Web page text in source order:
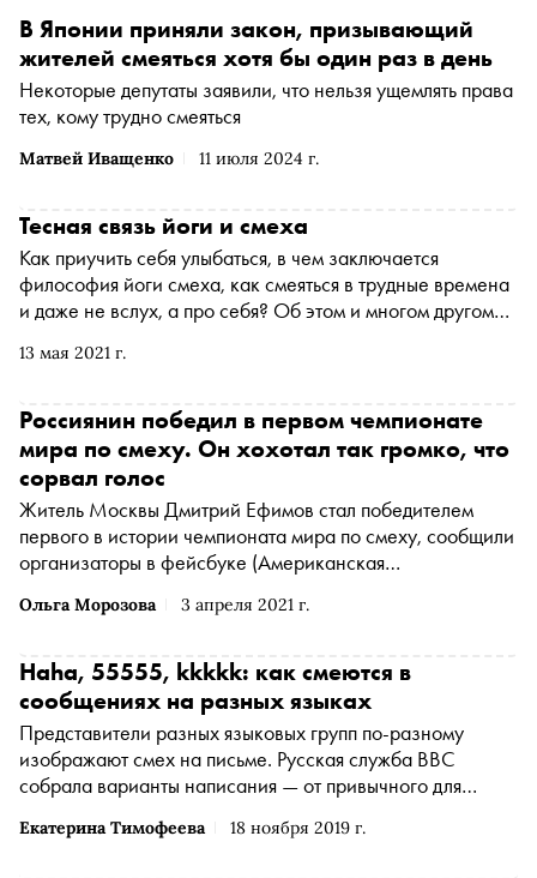
Матвей Иващенко 11 июля 2024 г.
В Японии приняли закон, призывающий
жителей смеяться хотя бы один раз в день
Некоторые депутаты заявили, что нельзя ущемлять права
тех, кому трудно смеяться
13 мая 2021 г.
Тесная связь йоги и смеха
Как приучить себя улыбаться, в чем заключается
философия йоги смеха, как смеяться в трудные времена
и даже не вслух, а про себя? Об этом и многом другом
Катария рассказывает в своей книге «Йога смеха:
завоевавшая весь мир», перевод которой выходит в
издательстве «КоЛибри». «Сноб» публикует одну из глав
Ольга Морозова 3 апреля 2021 г.
Россиянин победил в первом чемпионате
мира по смеху. Он хохотал так громко, что
сорвал голос
Житель Москвы Дмитрий Ефимов стал победителем
первого в истории чемпионата мира по смеху, сообщили
организаторы в фейсбуке (Американская
Platforms Inc. по реализации продуктов ‒ социальных
России
*)мероприятия. Они отметили, что россиянин
смеялся оглушительно
Екатерина Тимофеева 18 ноября 2019 г.
Haha, 55555, kkkkk: как смеются в
сообщениях на разных языках
Представители разных языковых групп по-разному
изображают смех на письме. Русская служба BBC
собрала варианты написания — от привычного для
японцам www